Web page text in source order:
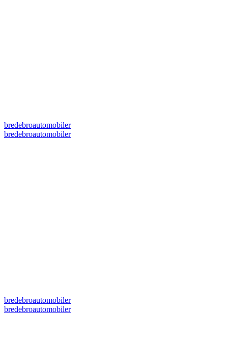
bredebroautomobiler
bredebroautomobiler
bredebroautomobiler
bredebroautomobiler